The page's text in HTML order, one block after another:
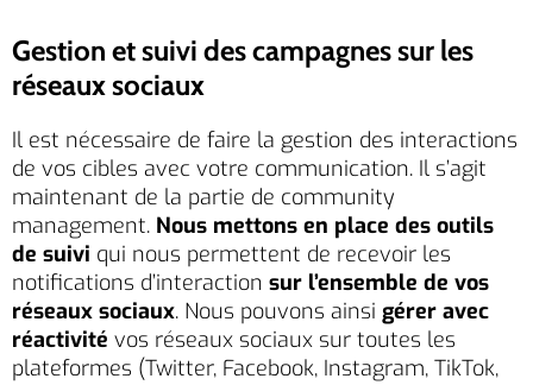
Gestion et suivi des campagnes sur les
réseaux sociaux
Il est nécessaire de faire la gestion des interactions
de vos cibles avec votre communication. Il s’agit
maintenant de la partie de community
management. Nous mettons en place des outils
de suivi qui nous permettent de recevoir les
notifications d’interaction sur l’ensemble de vos
réseaux sociaux. Nous pouvons ainsi gérer avec
réactivité vos réseaux sociaux sur toutes les
plateformes (Twitter, Facebook, Instagram, TikTok,